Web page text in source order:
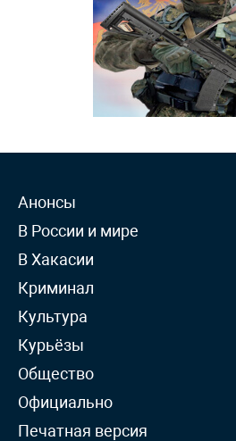
Анонсы
В России и мире
В Хакасии
Криминал
Культура
Курьёзы
Общество
Официально
Печатная версия